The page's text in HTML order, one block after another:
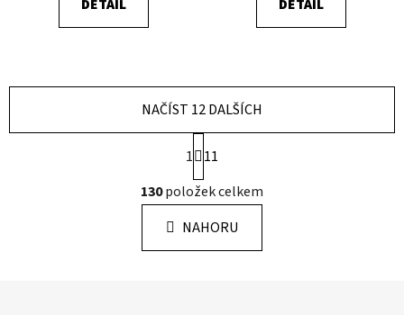
DETAIL DETAIL
O
v
l
á
d
NAČÍST 12 DALŠÍCH
S
t
r
á
n
k
1
11
130položek celkem
NAHORU